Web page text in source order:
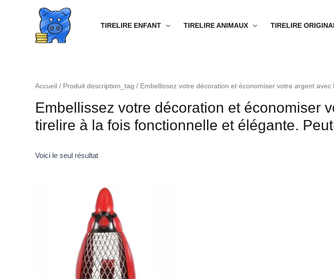
TIRELIRE ENFANT TIRELIRE ANIMAUX TIRELIRE
Accueil / Produit description_tag / Embellissez votre décoration et économiser votre argent
Embellissez votre décoration et économiser
tirelire à la fois fonctionnelle et élégante.
Voici le seul résultat